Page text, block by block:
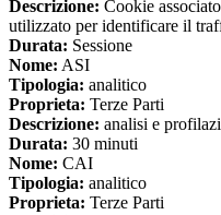
Descrizione: Cookie
utilizzato per identificare il
Durata: Sessione
Nome: ASI
Tipologia: analitico
Proprieta: Terze Parti
Descrizione: analisi e
Durata: 30 minuti
Nome: CAI
Tipologia: analitico
Proprieta: Terze Parti